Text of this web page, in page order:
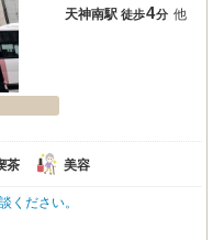
天神南駅 徒歩4分 他
茶 美容
ください。